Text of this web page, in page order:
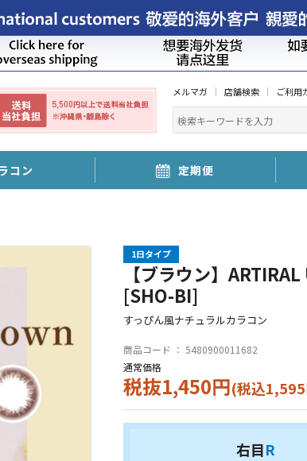
メルマガ 店舗検索 ご利用
コン 定期便
1日タイプ
【ブラウン】
[SHO-BI]
すっぴん風ナチュラルカラコン
商品コード ： 5480900011682
通常価格
税抜1,450円(税込
右目R